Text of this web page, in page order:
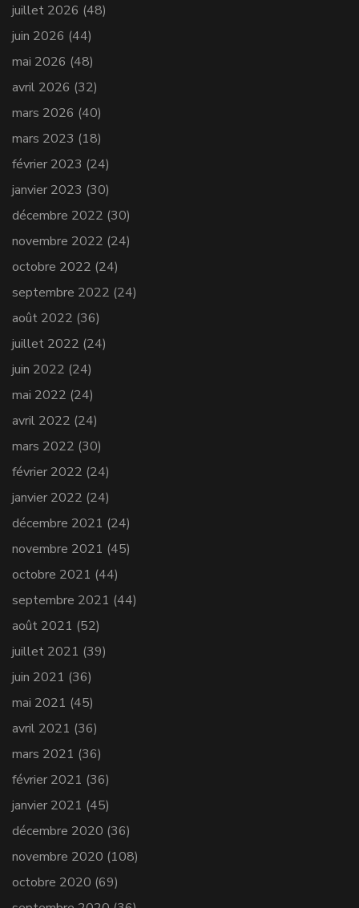
juillet 2026 (48)
juin 2026 (44)
mai 2026 (48)
avril 2026 (32)
mars 2026 (40)
mars 2023 (18)
février 2023 (24)
janvier 2023 (30)
décembre 2022 (30)
novembre 2022 (24)
octobre 2022 (24)
septembre 2022 (24)
août 2022 (36)
juillet 2022 (24)
juin 2022 (24)
mai 2022 (24)
avril 2022 (24)
mars 2022 (30)
février 2022 (24)
janvier 2022 (24)
décembre 2021 (24)
novembre 2021 (45)
octobre 2021 (44)
septembre 2021 (44)
août 2021 (52)
juillet 2021 (39)
juin 2021 (36)
mai 2021 (45)
avril 2021 (36)
mars 2021 (36)
février 2021 (36)
janvier 2021 (45)
décembre 2020 (36)
novembre 2020 (108)
octobre 2020 (69)